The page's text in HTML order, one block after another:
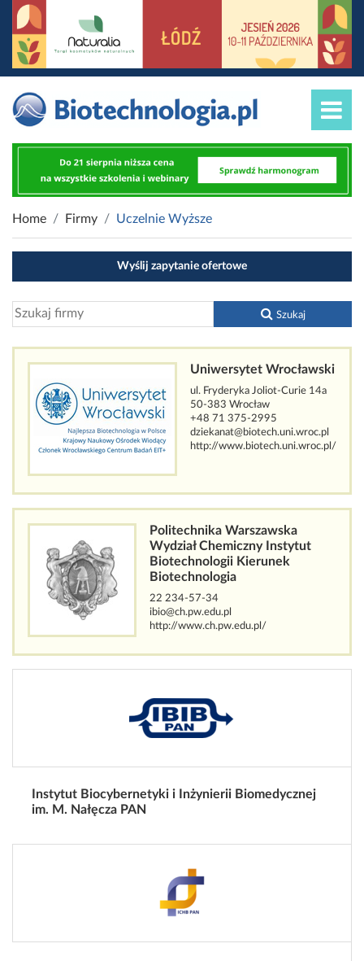
Home Firmy Uczelnie Wyższe
Wyślij zapytanie ofertowe
Szukaj
Uniwersytet Wrocławski
ul. Fryderyka Joliot-Curie 14a
50-383 Wrocław
+48 71 375-2995
dziekanat@biotech.uni.wroc.pl
http://www.biotech.uni.wroc.pl/
Politechnika Warszawska
Wydział Chemiczny Instytut
Biotechnologii Kierunek
Biotechnologia
22 234-57-34
ibio@ch.pw.edu.pl
http://www.ch.pw.edu.pl/
Instytut Biocybernetyki i Inżynierii Biomedycznej
im. M. Nałęcza PAN